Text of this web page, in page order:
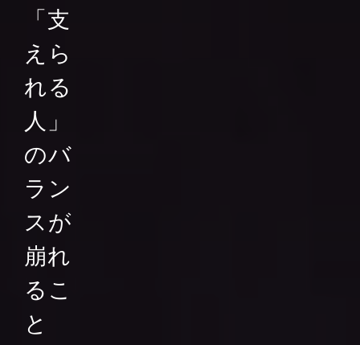
「支
えら
れる
人」
のバ
ラン
スが
崩れ
るこ
と